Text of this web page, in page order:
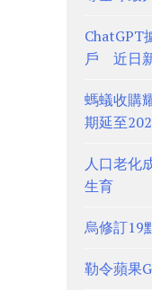
ChatGPT
戶 近日
螞蟻收購
期延至
人口老化
生育
烏修訂19
勒令蘋果